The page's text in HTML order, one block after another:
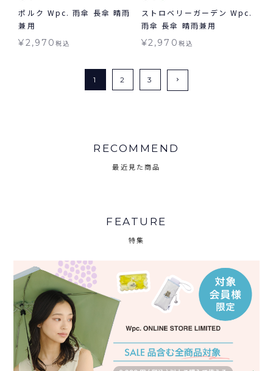
ポルク Wpc. 雨傘 長傘 晴雨
兼用
¥2,970税込
ストロベリーガーデン Wpc.
雨傘 長傘 晴雨兼用
¥2,970 税込
1 2 3
RECOMMEND
最近見た商品
FEATURE
特集